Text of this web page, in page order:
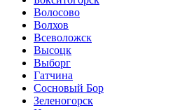
Волосово
Волхов
Всеволожск
Высоцк
Выборг
Гатчина
Сосновый Бор
Зеленогорск